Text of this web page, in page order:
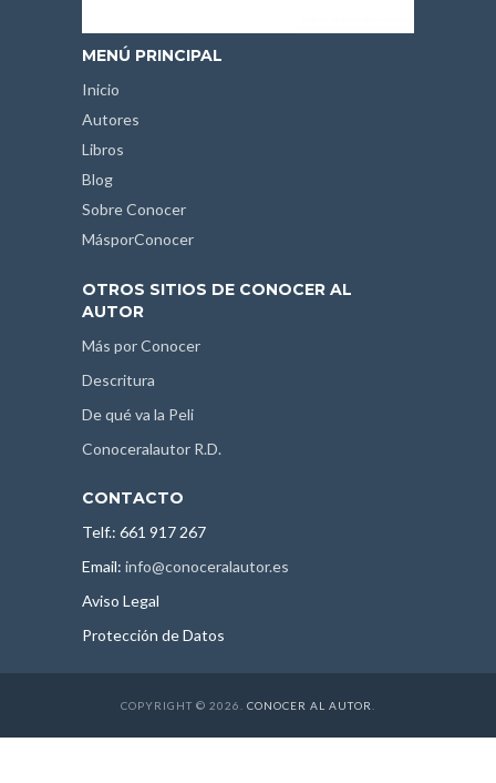
MENÚ PRINCIPAL
Inicio
Autores
Libros
Blog
Sobre Conocer
MásporConocer
OTROS SITIOS DE CONOCER AL
AUTOR
Más por Conocer
Descritura
De qué va la Peli
Conoceralautor R.D.
CONTACTO
Telf.: 661 917 267
Email: info@conoceralautor.es
Aviso Legal
Protección de Datos
COPYRIGHT © 2026. CONOCER AL AUTOR